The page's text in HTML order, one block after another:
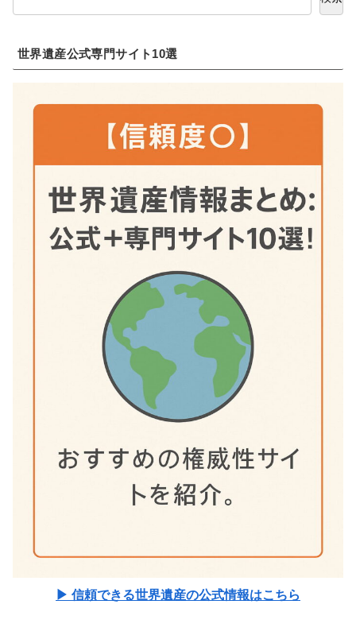
世界遺産公式専門サイト10選
▶ 信頼できる世界遺産の公式情報はこちら